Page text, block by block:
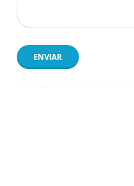
ENVIAR